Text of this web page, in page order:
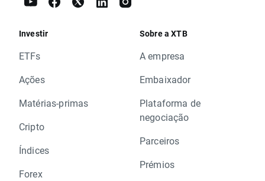
Investir
ETFs
Ações
Matérias-primas
Cripto
Índices
Forex
Sobre a XTB
A empresa
Embaixador
Plataforma de
negociação
Parceiros
Prémios